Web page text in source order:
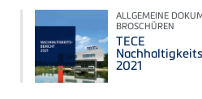
ALLGEMEINE
BROSCHÜREN
TECE
2021